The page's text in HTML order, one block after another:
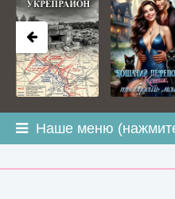
Наше меню